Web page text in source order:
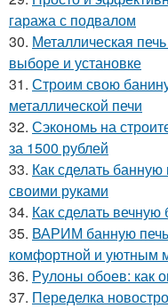
гаража с подвалом
30. Металлическая
выборе и установке
31. Строим свою
металлической печи
32. Сэкономь на
за 1500 рублей
33. Как сделать
своими руками
34. Как сделать
35. ВАРИМ банную
комфортной и уютным
36. Рулоны обоев: как
37. Переделка